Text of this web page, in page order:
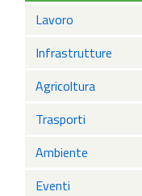
Lavoro
Infrastrutture
Agricoltura
Trasporti
Ambiente
Eventi